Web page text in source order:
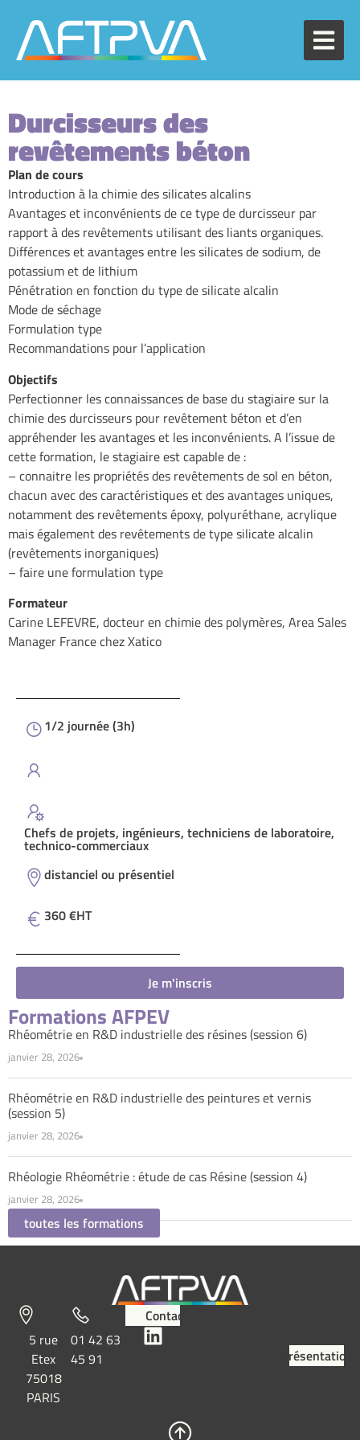
Durcisseurs des
revêtements béton
Plan de cours
Introduction à la chimie des silicates alcalins
Avantages et inconvénients de ce type de durcisseur par
rapport à des revêtements utilisant des liants organiques.
Différences et avantages entre les silicates de sodium, de
potassium et de lithium
Pénétration en fonction du type de silicate alcalin
Mode de séchage
Formulation type
Recommandations pour l’application
Objectifs
Perfectionner les connaissances de base du stagiaire sur la
chimie des durcisseurs pour revêtement béton et d’en
appréhender les avantages et les inconvénients. A l’issue de
cette formation, le stagiaire est capable de :
– connaitre les propriétés des revêtements de sol en béton,
chacun avec des caractéristiques et des avantages uniques,
notamment des revêtements époxy, polyuréthane, acrylique
mais également des revêtements de type silicate alcalin
(revêtements inorganiques)
– faire une formulation type
Formateur
Carine LEFEVRE, docteur en chimie des polymères, Area Sales
Manager France chez Xatico
1/2 journée (3h)
Chefs de projets, ingénieurs, techniciens de laboratoire,
technico-commerciaux
distanciel ou présentiel
360 €HT
Je m'inscris
Formations AFPEV
Rhéométrie en R&D industrielle des résines (session 6)
janvier 28, 2026
Rhéométrie en R&D industrielle des peintures et vernis
(session 5)
janvier 28, 2026
Rhéologie Rhéométrie : étude de cas Résine (session 4)
janvier 28, 2026
toutes les formations
5 rue
Etex
75018
PARIS
01 42 63
45 91
Contact
Présentation